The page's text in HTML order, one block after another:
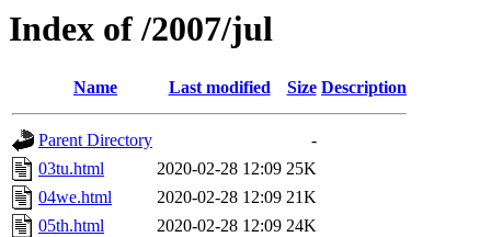
Index of /2007/jul
Name Last modified Size Description
Parent Directory
-
03tu.html
2020-02-28 12:09 25K
04we.html
2020-02-28 12:09 21K
05th.html
2020-02-28 12:09 24K